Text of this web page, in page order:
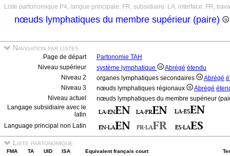
Liste partonomique P4, langue principale: FR, subsidiaire: LA, interface: FR,
nœuds lymphatiques du membre supérieur (paire)
Navigation par listes
Page de départ
Partonomie TAH
Niveau supérieur
système lymphatique Abrégé étendu
Niveau 2
organes lymphatiques secondaires Abrégé
Niveau 3
nœuds lymphatiques régionaux Abrégé
Niveau actuel
nœuds lymphatiques du membre supérieur
Langage subsidiaire avec le
latin
Language principal non Latin
Liste partonomique
FMA TA UID ISA Equivalent français court